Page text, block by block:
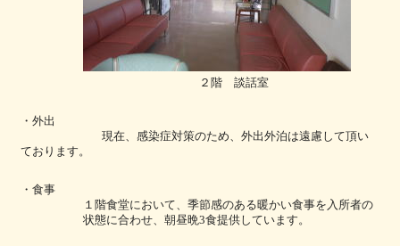
２階 談話室
・外出
現在、感染症対策のため、外出外泊は遠慮して頂い
ております。
・食事
１階食堂において、季節感のある暖かい食事を入所者の
状態に合わせ、朝昼晩3食提供しています。